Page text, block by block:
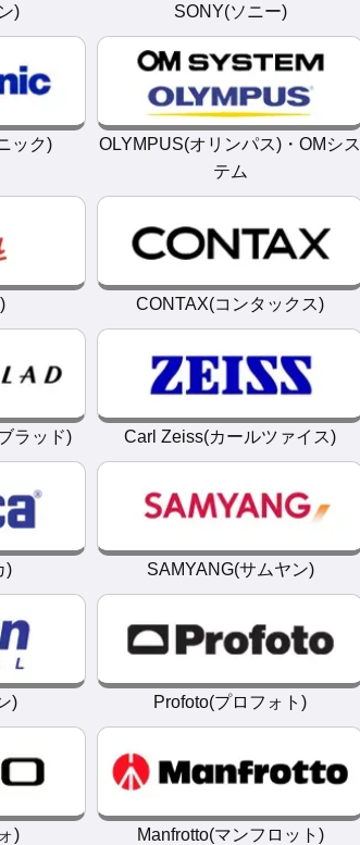
) SONY(ソニー)
ック)
OLYMPUS(オリンパス)・OMシス
テム
CONTAX(コンタックス)
ラッド) Carl Zeiss(カールツァイス)
) SAMYANG(サムヤン)
) Profoto(プロフォト)
) Manfrotto(マンフロット)